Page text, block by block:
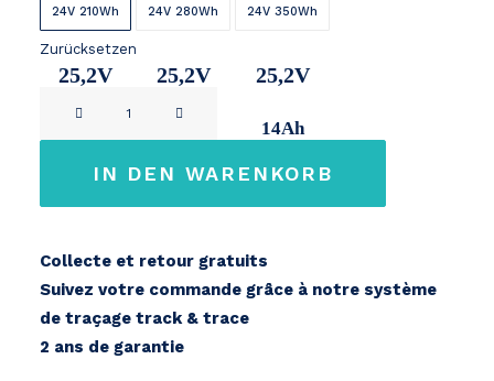
24V 210Wh
25,2V
24V 280Wh
25,2V
24V 350Wh
25,2V
14Ah
Zurücksetzen
IN DEN WARENKORB
Collecte et retour gratuits
Suivez votre commande grâce à notre système
de traçage track & trace
2 ans de garantie